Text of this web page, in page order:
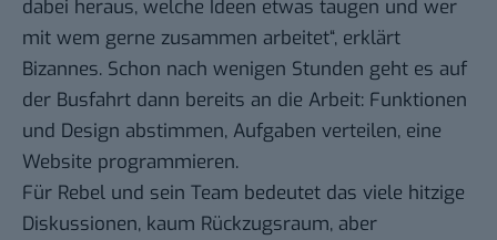
dabei heraus, welche Ideen etwas taugen und wer
mit wem gerne zusammen arbeitet“, erklärt
Bizannes. Schon nach wenigen Stunden geht es auf
der Busfahrt dann bereits an die Arbeit: Funktionen
und Design abstimmen, Aufgaben verteilen, eine
Website programmieren.
Für Rebel und sein Team bedeutet das viele hitzige
Diskussionen, kaum Rückzugsraum, aber